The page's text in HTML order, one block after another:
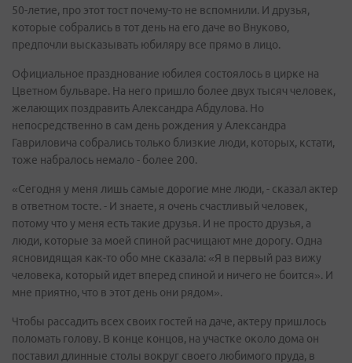
50-летие, про этот тост почему-то не вспомнили. И друзья,
которые собрались в тот день на его даче во Внуково,
предпочли высказывать юбиляру все прямо в лицо.
Официальное празднование юбилея состоялось в цирке на
Цветном бульваре. На него пришло более двух тысяч человек,
желающих поздравить Александра Абдулова. Но
непосредственно в сам день рождения у Александра
Гавриловича собрались только близкие люди, которых, кстати,
тоже набралось немало - более 200.
«Сегодня у меня лишь самые дорогие мне люди, - сказал актер
в ответном тосте. - И знаете, я очень счастливый человек,
потому что у меня есть такие друзья. И не просто друзья, а
люди, которые за моей спиной расчищают мне дорогу. Одна
ясновидящая как-то обо мне сказала: «Я в первый раз вижу
человека, который идет вперед спиной и ничего не боится». И
мне приятно, что в этот день они рядом».
Чтобы рассадить всех своих гостей на даче, актеру пришлось
поломать голову. В конце концов, на участке около дома он
поставил длинные столы вокруг своего любимого пруда, в